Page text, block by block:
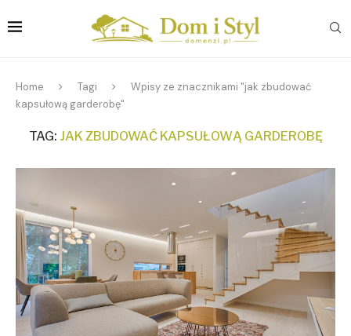
Home Tagi
Wpisy ze znacznikami "jak zbudować
kapsułową garderobę"
TAG: JAK ZBUDOWAĆ KAPSUŁOWĄ GARDEROBĘ